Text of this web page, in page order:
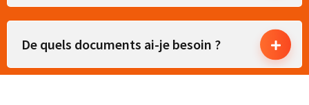
De quels documents ai-je besoin ?